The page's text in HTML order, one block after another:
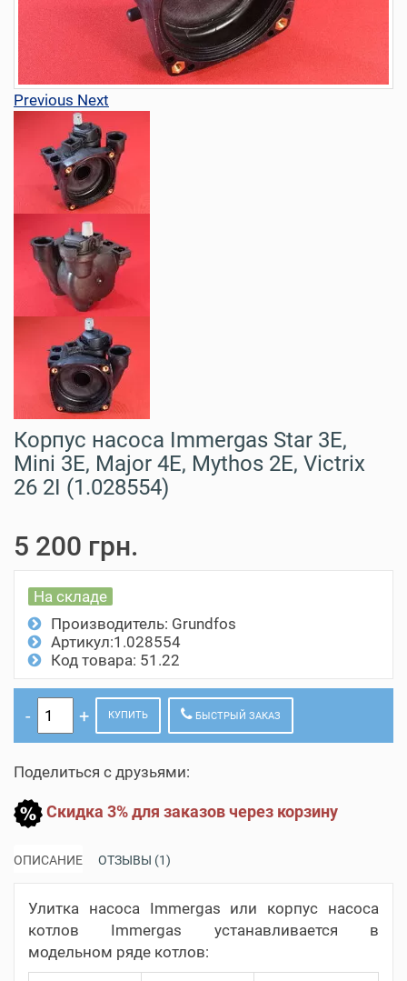
Previous Next
Корпус насоса Immergas Star 3E,
Mini 3E, Major 4E, Mythos 2E, Victrix
26 2I (1.028554)
5 200 грн.
На складе
Производитель: Grundfos
Артикул:1.028554
Код товара: 51.22
КУПИТЬ БЫСТРЫЙ ЗАКАЗ
Поделиться с друзьями:
Скидка 3% для заказов через корзину
ОПИСАНИЕ ОТЗЫВЫ (1)
Улитка насоса Immergas или корпус насоса
котлов Immergas устанавливается в
модельном ряде котлов: